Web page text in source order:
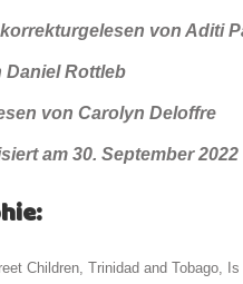
von Aditi
Daniel Rottleb
von Carolyn Deloffre
am 30. September 2022
Children, Trinidad and Tobago,